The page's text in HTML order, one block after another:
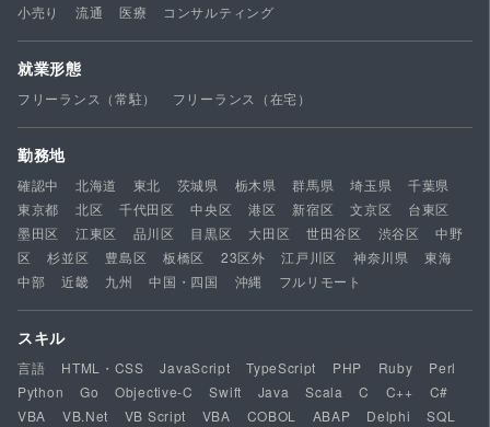
小売り
流通 医療 コンサルティング
就業形態
フリーランス（常駐） フリーランス（在宅）
勤務地
確認中 北海道 東北 茨城県 栃木県 群馬県 埼玉県
千葉県
東京都
北区 千代田区 中央区 港区 新宿区 文京区
台東区
墨田区
江東区 品川区 目黒区 大田区 世田谷区 渋谷区
中野
区
杉並区 豊島区 板橋区 23区外 江戸川区 神奈川県
東海
中部
近畿 九州 中国・四国 沖縄 フルリモート
スキル
言語 HTML・CSS JavaScript TypeScript PHP Ruby
Perl
Python
Go Objective-C Swift Java Scala C C++
C#
VBA
VB.Net VB Script VBA COBOL ABAP Delphi
SQL